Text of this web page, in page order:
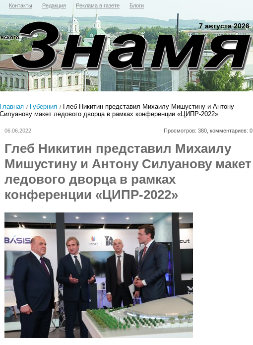
Контакты Редакция Реклама в газете Блоги
7 августа 2026
Главная Губерния
Глеб Никитин представил Михаилу Мишустину и Антону
Силуанову макет ледового дворца в рамках конференции «ЦИПР-2022»
06.06.2022 Просмотров: 380, комментариев: 0
Глеб Никитин представил Михаилу
Мишустину и Антону Силуанову макет
ледового дворца в рамках
конференции «ЦИПР-2022»